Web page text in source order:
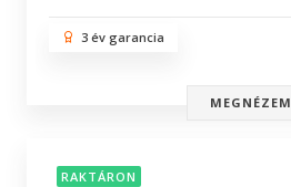
3 év garancia
MEGNÉZEM
RAKTÁRON